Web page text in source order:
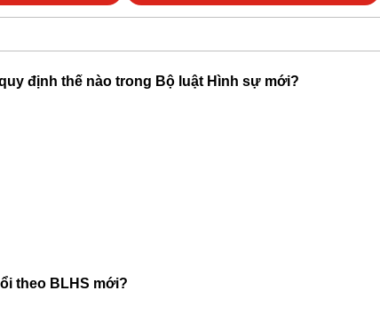
định thế nào trong Bộ luật Hình sự mới?
theo BLHS mới?